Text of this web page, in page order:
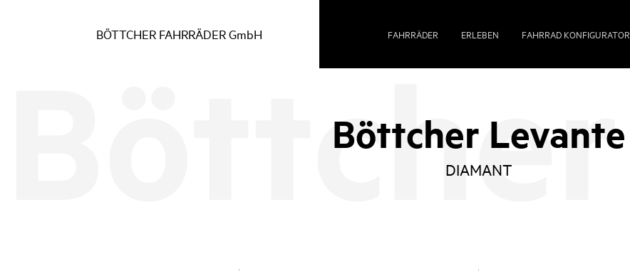
BÖTTCHER FAHRRÄDER GmbH FAHRRÄDER ERLEBEN FAHRRAD KONFIGURATOR
Böttcher Levante
DIAMANT